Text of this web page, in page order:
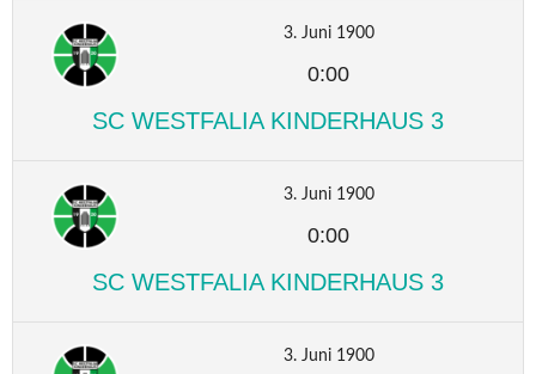
3. Juni 1900
0:00
SC WESTFALIA KINDERHAUS 3
3. Juni 1900
0:00
SC WESTFALIA KINDERHAUS 3
3. Juni 1900